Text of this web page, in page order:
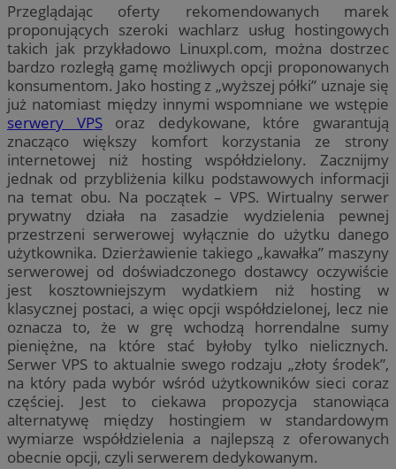
Przeglądając oferty rekomendowanych marek
proponujących szeroki wachlarz usług hostingowych
takich jak przykładowo Linuxpl.com, można dostrzec
bardzo rozległą gamę możliwych opcji proponowanych
konsumentom. Jako hosting z „wyższej półki” uznaje się
już natomiast między innymi wspomniane we wstępie
serwery VPSoraz dedykowane, które gwarantują
znacząco większy komfort korzystania ze strony
internetowej niż hosting współdzielony. Zacznijmy
jednak od przybliżenia kilku podstawowych informacji
na temat obu. Na początek – VPS. Wirtualny serwer
prywatny działa na zasadzie wydzielenia pewnej
przestrzeni serwerowej wyłącznie do użytku danego
użytkownika. Dzierżawienie takiego „kawałka” maszyny
serwerowej od doświadczonego dostawcy oczywiście
jest kosztowniejszym wydatkiem niż hosting w
klasycznej postaci, a więc opcji współdzielonej, lecz nie
oznacza to, że w grę wchodzą horrendalne sumy
pieniężne, na które stać byłoby tylko nielicznych.
Serwer VPS to aktualnie swego rodzaju „złoty środek”,
na który pada wybór wśród użytkowników sieci coraz
częściej. Jest to ciekawa propozycja stanowiąca
alternatywę między hostingiem w standardowym
wymiarze współdzielenia a najlepszą z oferowanych
obecnie opcji, czyli serwerem dedykowanym.